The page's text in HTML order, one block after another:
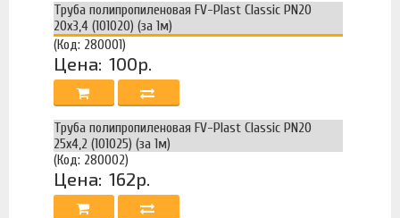
Труба полипропиленовая FV-Plast Classic PN20
20х3,4 (101020) (за 1м)
(Код: 280001)
Цена: 100р.
Труба полипропиленовая FV-Plast Classic PN20
25х4,2 (101025) (за 1м)
(Код: 280002)
Цена: 162р.